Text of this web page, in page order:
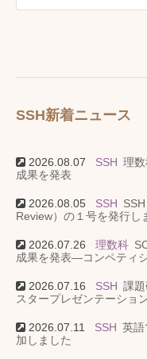
SSH新着ニュース
2026.08.07 SSH 理
成果を発表
2026.08.05 SSH
Review）の１号を発行し
2026.07.26 理数科
成果を発表―コンペティ
2026.07.16 SSH 課
スタープレゼンテーション
2026.07.11 SSH 英
加しました